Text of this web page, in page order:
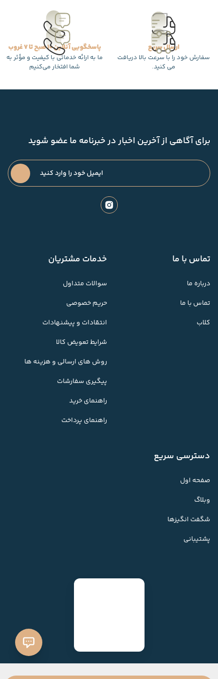
ارسال سریع
سفارش خود را با سرعت بالا دریافت
می کنید.
پاسخگویی آنلاین 10 صبح تا 7 غروب
ما به ارائه خدماتی با کیفیت و مؤثر به
شما افتخار می‌کنیم
برای آگاهی از آخرین اخبار در خبرنامه ما عضو شوید
تماس با ما
درباره ما
تماس با ما
کلاب
خدمات مشتریان
سوالات متداول
حریم خصوصی
انتقادات و پیشنهادات
شرایط تعویض کالا
روش های ارسالی و هزینه ها
پیگیری سفارشات
راهنمای خرید
راهنمای پرداخت
دسترسی سریع
صفحه اول
وبلاگ
شگفت انگیزها
پشتیبانی